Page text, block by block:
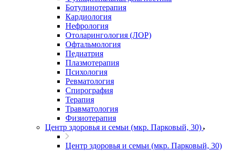
Ботулинотерапия
Кардиология
Нефрология
Отоларингология (ЛОР)
Офтальмология
Педиатрия
Плазмотерапия
Психология
Ревматология
Спирография
Терапия
Травматология
Физиотерапия
Центр здоровья и семьи (мкр. Парковый, 30)
Центр здоровья и семьи (мкр. Парковый, 30)